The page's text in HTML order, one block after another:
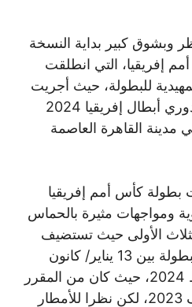
وبشوق كبير بداية النسخة
إفريقيا، التي انطلقت
للبطولة، حيث أجريت
قرعة الأدوار التمهيدية لدوري أبطال إفريقيا 2024
وذلك في مدينة القاهرة العاصمة
كأس أمم إفريقيا
ومواجهات مثيرة بالحماس
الأولى حيث تستضيف
كوت ديفوار منافسات البطولة بين 13 يناير/ كانون
الثاني، و11 فبراير/ شباط 2024، حيث كان من المقرر
أن تجري في صيف صيف 2023، لكن نظرا للأمطار